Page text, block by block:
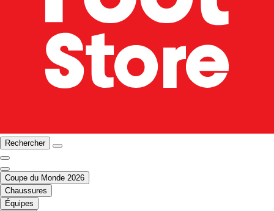
Rechercher
Coupe du Monde 2026
Chaussures
Équipes